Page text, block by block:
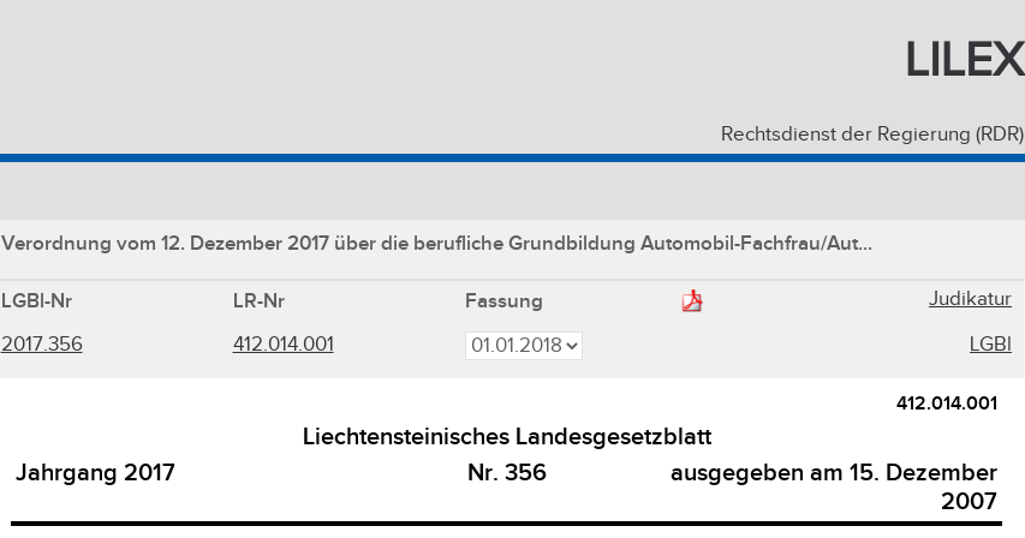
LILEX
Rechtsdienst der Regierung (RDR)
Verordnung vom 12. Dezember 2017 über die berufliche Grundbildung Automobil-Fachfrau/Aut...
LGBl-Nr LR-Nr Fassung
Judikatur
2017.356
412.014.001 LGBl